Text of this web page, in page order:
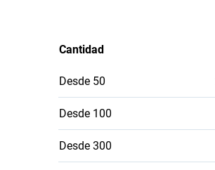
Cantidad
Desde 50
Desde 100
Desde 300